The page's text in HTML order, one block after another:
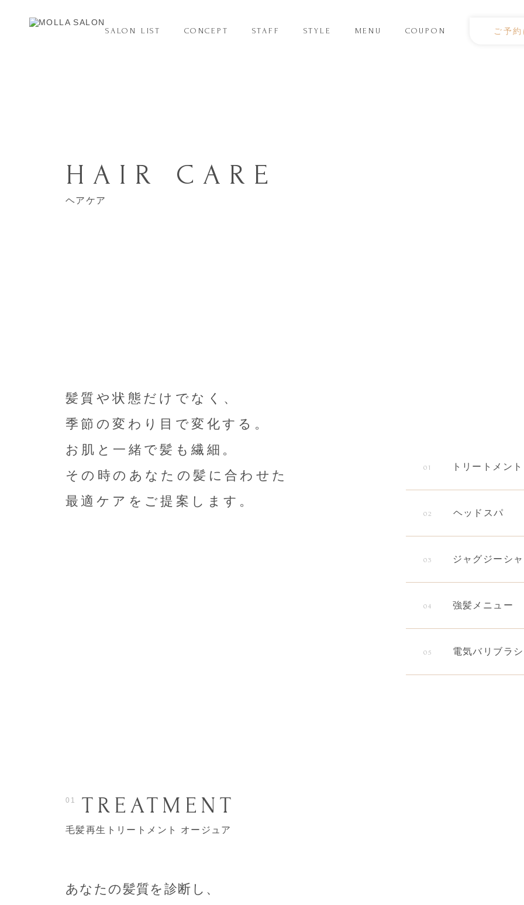
SALON LIST CONCEPT STAFF STYLE MENU COUPON ご予
HAIR CARE
ヘアケア
髪質や状態だけでなく、
季節の変わり目で変化する。
お肌と一緒で髪も繊細。
その時のあなたの髪に合わせた
最適ケアをご提案します。
01 トリートメント
02 ヘッドスパ
03 ジャグジーシ
04 強髪メニュー
05 電気バリブラシ
01 TREATMENT
毛髪再生トリートメント オージュア
あなたの髪質を診断し、